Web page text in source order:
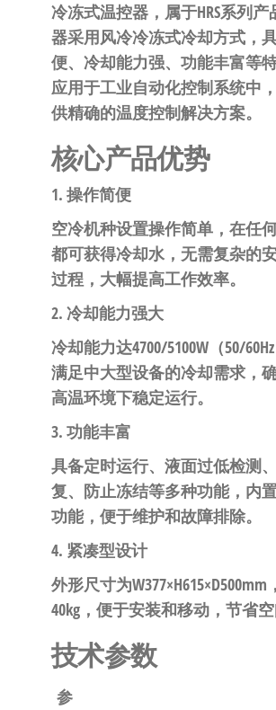
冷冻式温控器，属于HRS系列
器采用风冷冷冻式冷却方式，
便、冷却能力强、功能丰富等
应用于工业自动化控制系统中
供精确的温度控制解决方案。
核心产品优势
1. 操作简便
空冷机种设置操作简单，在任
都可获得冷却水，无需复杂的
过程，大幅提高工作效率。
2. 冷却能力强大
冷却能力达4700/5100W（50/
满足中大型设备的冷却需求，
高温环境下稳定运行。
3. 功能丰富
具备定时运行、液面过低检测
复、防止冻结等多种功能，内
功能，便于维护和故障排除。
4. 紧凑型设计
外形尺寸为
40kg，便于安装和移动，节省空
技术参数
参